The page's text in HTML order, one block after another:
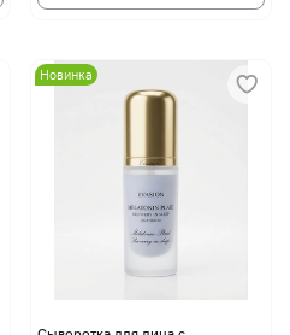
Новинка